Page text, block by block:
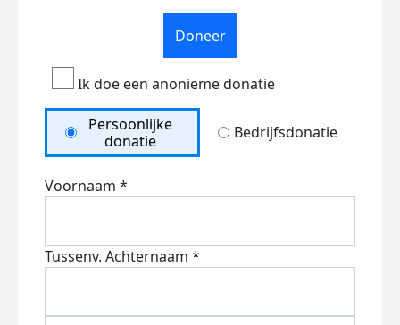
Doneer
Ik doe een anonieme donatie
Persoonlijke
donatie
Bedrijfsdonatie
Voornaam *
Tussenv. Achternaam *